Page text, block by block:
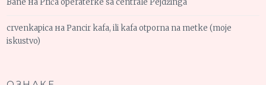
Bane наPriča operaterke sa centrale Pejdžinga
crvenkapica наPancir kafa, ili kafa otporna na metke (moje
iskustvo)